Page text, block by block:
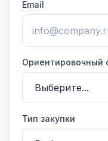
Email
Ориентировочный
Тип закупки